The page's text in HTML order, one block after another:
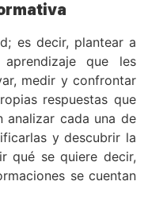
es decir, plantear a
que les
medir y confrontar
respuestas que
analizar cada una de
y descubrir la
qué se quiere decir,
se cuentan